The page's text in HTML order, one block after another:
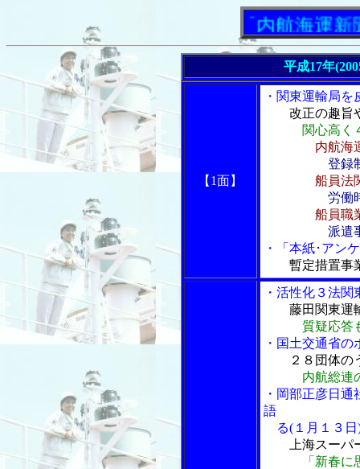
「内航海運新聞」
平成17年
【1面】
・関東運輸局
改正の趣旨
関心高く
内航海
登録
船員法
労働
船員職
派遣
・「本紙･アン
暫定措置事
・活性化３法
藤田関東運
質疑応答
・国土交通省
２８団体の
内航総連
・岡部正彦日
語
る(１月１３日
上海スーパー
「新春